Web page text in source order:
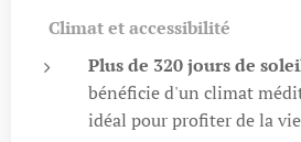
Climat et accessibilité
Plus de 320 jours de
bénéficie d'un climat
idéal pour profiter de la